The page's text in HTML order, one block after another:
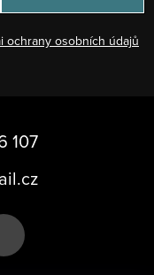
ochrany osobních údajů
107